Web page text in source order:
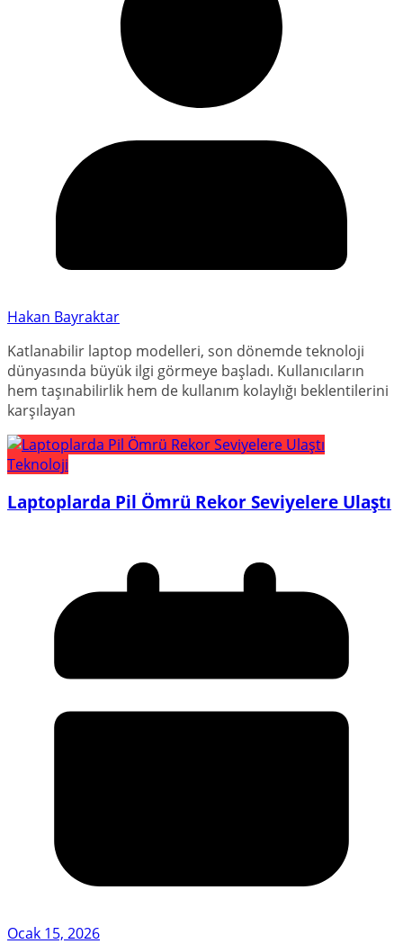
Hakan Bayraktar
Katlanabilir laptop modelleri, son dönemde teknoloji
dünyasında büyük ilgi görmeye başladı. Kullanıcıların
hem taşınabilirlik hem de kullanım kolaylığı beklentilerini
karşılayan
Teknoloji
Laptoplarda Pil Ömrü Rekor Seviyelere Ulaştı
Ocak 15, 2026